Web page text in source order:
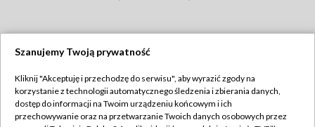
TVP
Abonament TVP
Regulamin TVP
Szanujemy Twoją prywatność
Kliknij "Akceptuję i przechodzę do serwisu", aby wyrazić zgody na
korzystanie z technologii automatycznego śledzenia i zbierania danych,
dostęp do informacji na Twoim urządzeniu końcowym i ich
przechowywanie oraz na przetwarzanie Twoich danych osobowych przez